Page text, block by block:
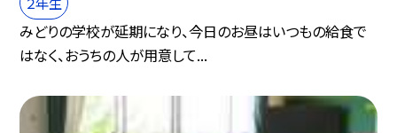
みどりの学校が延期になり、今日のお昼はいつもの給食で
はなく、おうちの人が用意して...